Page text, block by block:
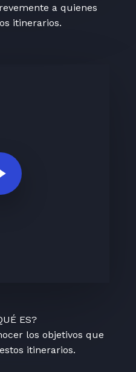
a quienes
itinerarios.
ES?
los objetivos que
itinerarios.